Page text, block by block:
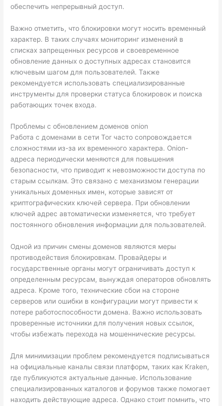
обеспечить непрерывный доступ.
Важно отметить, что блокировки могут носить временный
характер. В таких случаях мониторинг изменений в
списках запрещенных ресурсов и своевременное
обновление данных о доступных адресах становится
ключевым шагом для пользователей. Также
рекомендуется использовать специализированные
инструменты для проверки статуса блокировок и поиска
работающих точек входа.
Проблемы с обновлением доменов onion
Работа с доменами в сети Tor часто сопровождается
сложностями из-за их временного характера. Onion-
адреса периодически меняются для повышения
безопасности, что приводит к невозможности доступа по
старым ссылкам. Это связано с механизмом генерации
уникальных доменных имен, которые зависят от
криптографических ключей сервера. При обновлении
ключей адрес автоматически изменяется, что требует
постоянного обновления информации для пользователей.
Одной из причин смены доменов являются меры
противодействия блокировкам. Провайдеры и
государственные органы могут ограничивать доступ к
определенным ресурсам, вынуждая операторов обновлять
адреса. Кроме того, технические сбои на стороне
серверов или ошибки в конфигурации могут привести к
потере работоспособности домена. Важно использовать
проверенные источники для получения новых ссылок,
чтобы избежать перехода на мошеннические ресурсы.
Для минимизации проблем рекомендуется подписываться
на официальные каналы связи платформ, таких как Kraken,
где публикуются актуальные данные. Использование
специализированных каталогов и форумов также помогает
находить действующие адреса. Однако стоит помнить, что